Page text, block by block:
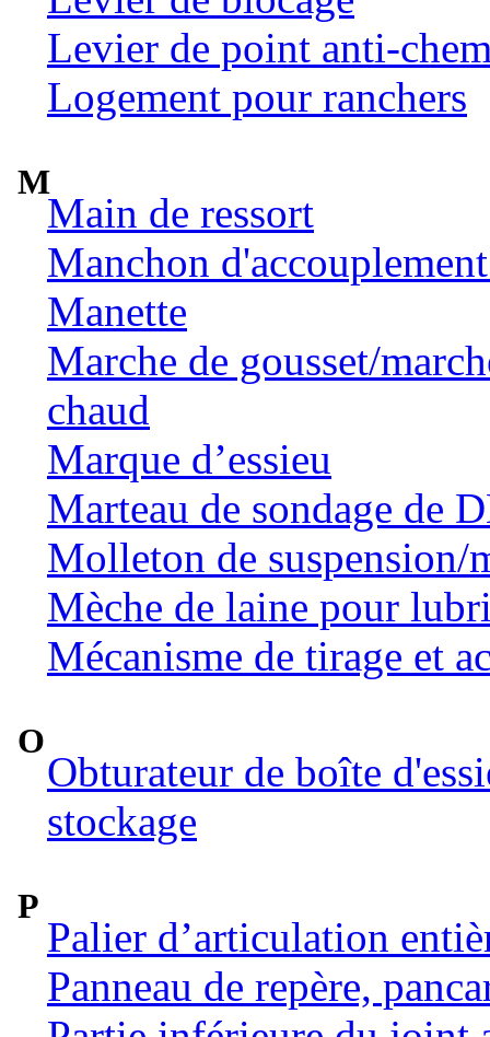
Levier de point anti-
Logement pour ranchers
M
Main de ressort
Manchon
Manette
Marche de gousset/
chaud
Marque d’essieu
Marteau de sondage de
Molleton de suspension/
Mèche de laine pour
Mécanisme de tirage et
O
Obturateur de boîte
stockage
P
Palier d’articulation
Panneau de repère,